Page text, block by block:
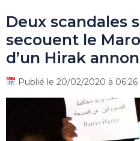
Deux scandales
secouent le
d’un Hirak
Publié le 20/02/2020 à 06:26